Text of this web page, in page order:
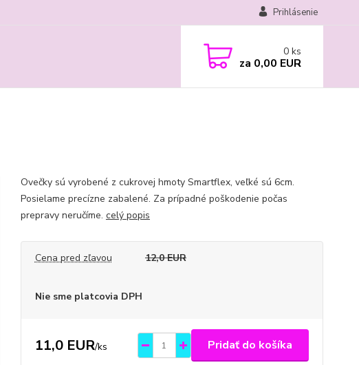
Prihlásenie
0 ks
za 0,00 EUR
Ovečky sú vyrobené z cukrovej hmoty Smartflex, veľké sú 6cm.
Posielame precízne zabalené. Za prípadné poškodenie počas
prepravy neručíme. celý popis
Cena pred zľavou 12,0 EUR
Nie sme platcovia DPH
11,0 EUR/ks Pridať do košíka